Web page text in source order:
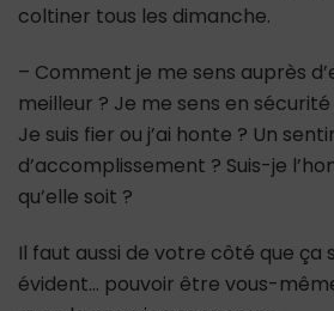
coltiner tous les dimanche.
– Comment je me sens auprès
meilleur ? Je me sens en sécurité
Je suis fier ou j’ai honte ? Un
d’accomplissement ? Suis-je
qu’elle soit ?
Il faut aussi de votre côté que ça
évident… pouvoir être vous-